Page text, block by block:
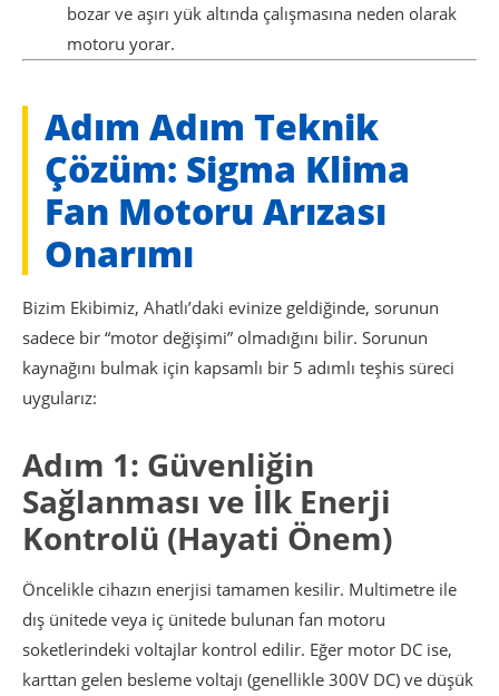
bozar ve aşırı yük altında çalışmasına neden olarak
motoru yorar.
Adım Adım Teknik
Çözüm: Sigma Klima
Fan Motoru Arızası
Onarımı
Bizim Ekibimiz, Ahatlı’daki evinize geldiğinde, sorunun
sadece bir “motor değişimi” olmadığını bilir. Sorunun
kaynağını bulmak için kapsamlı bir 5 adımlı teşhis süreci
uygularız:
Adım 1: Güvenliğin
Sağlanması ve İlk Enerji
Kontrolü (Hayati Önem)
Öncelikle cihazın enerjisi tamamen kesilir. Multimetre ile
dış ünitede veya iç ünitede bulunan fan motoru
soketlerindeki voltajlar kontrol edilir. Eğer motor DC ise,
karttan gelen besleme voltajı (genellikle 300V DC) ve düşük